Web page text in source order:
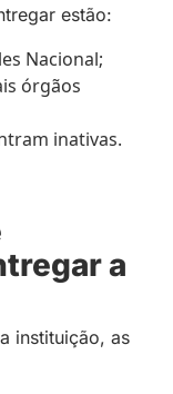
estão:
Nacional;
órgãos
inativas.
a
instituição, as